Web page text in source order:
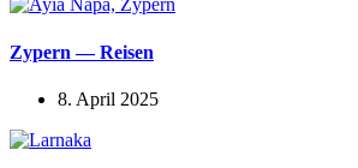
Zypern — Reisen
8. April 2025